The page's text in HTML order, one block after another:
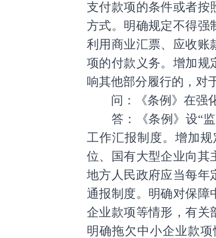
支付款项的条件或者按
方式。明确规定不得强
利用商业汇票、应收账
项的付款义务。增加规
响其他部分履行的，对
问：《条例》在强化
答：《条例》设“监
工作汇报制度。增加
位、国有大型企业向其
地方人民政府应当每年
通报制度。明确对保障
企业款项等情形，有关
明确拖欠中小企业款